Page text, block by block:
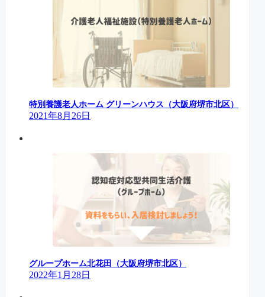
特別養護老人ホーム グリーンハウス（大阪府堺市北区）
2021年8月26日
グループホーム北花田（大阪府堺市北区）
2022年1月28日